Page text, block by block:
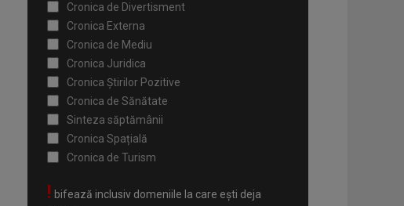
Cronica de Divertisment
Cronica Externa
Cronica de Mediu
Cronica Juridica
Cronica Știrilor Pozitive
Cronica de Sănătate
Sinteza săptămânii
Cronica Spațială
Cronica de Turism
! bifează inclusiv domeniile la care ești deja